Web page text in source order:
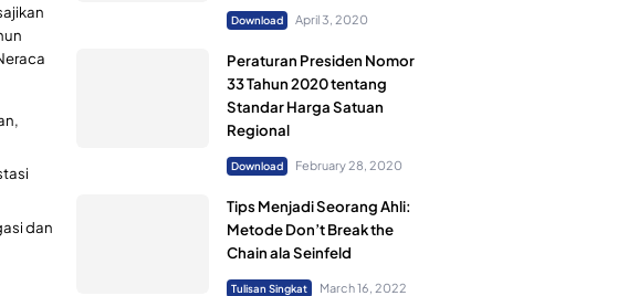
dan
Download April 3, 2020
Peraturan Presiden Nomor
33 Tahun 2020 tentang
Standar Harga Satuan
Regional
Download February 28, 2020
Tips Menjadi Seorang Ahli:
Metode Don’t Break the
Chain ala Seinfeld
Tulisan Singkat March 16, 2022